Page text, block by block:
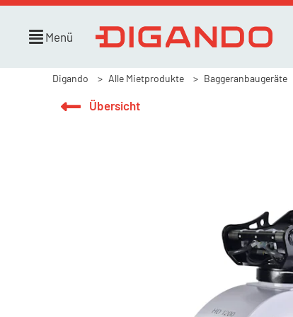
Menü
Digando Alle Mietprodukte Baggeranbaugeräte
Übersicht